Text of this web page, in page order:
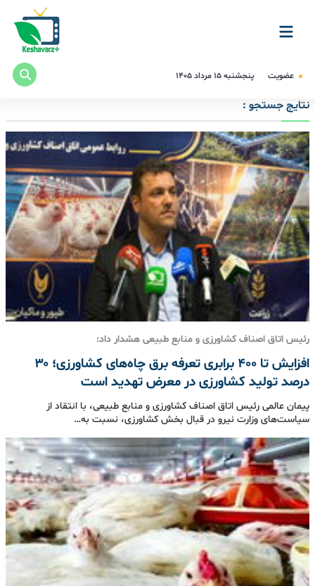
عضویت پنجشنبه ۱۵ مرداد ۱۴۰۵
نتایج جستجو :
رئیس اتاق اصناف کشاورزی و منابع طبیعی هشدار داد:
افزایش تا ۴۰۰ برابری تعرفه برق چاه‌های کشاورزی؛ ۳۰
درصد تولید کشاورزی در معرض تهدید است
پیمان عالمی رئیس اتاق اصناف کشاورزی و منابع طبیعی، با انتقاد از
سیاست‌های وزارت نیرو در قبال بخش کشاورزی، نسبت به…